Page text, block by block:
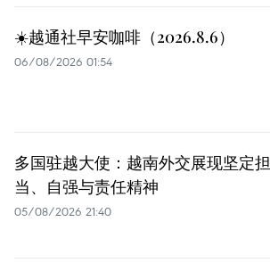
☀️越通社早安咖啡（2026.8.6）
06/08/2026 01:54
多国驻越大使：越南外交展现坚定担
当、自强与责任精神
05/08/2026 21:40